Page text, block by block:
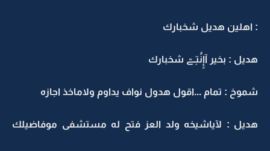
: اهلين هديل شخبارك
هديل : بخير ‏آإٍنَُتِـےّ شخبارك
شموخ : تمام ...اقول هدول نواف يداوم وﻻماخذ اجازه
هديل : ﻵياشيخه ولد العز فتح له مستشفى موفاضيلك